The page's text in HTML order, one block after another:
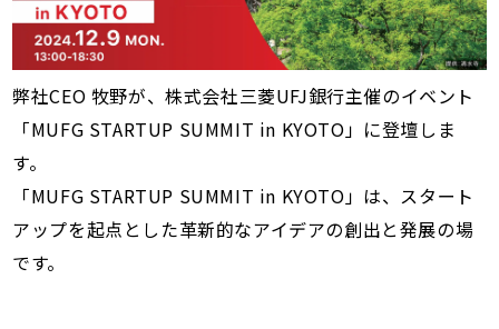
弊社CEO 牧野が、株式会社三菱UFJ銀行主催のイベント
「MUFG STARTUP SUMMIT in KYOTO」に登壇しま
す。
「MUFG STARTUP SUMMIT in KYOTO」は、スタート
アップを起点とした革新的なアイデアの創出と発展の場
です。